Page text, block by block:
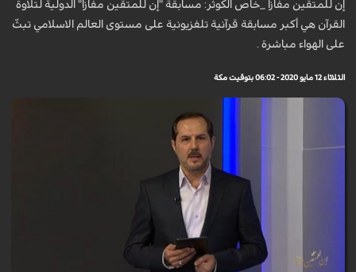
إن للمتقين مفازا _خاص الكوثر: مسابقة "إن للمتقين مفازا" الدولية لتلاوة
القرآن هي أكبر مسابقة قرآنية تلفزيونية على مستوى العالم الاسلامي تبثّ
على الهواء مباشرة .
الثلاثاء 12 مايو 2020 - 06:02 بتوقيت مكة